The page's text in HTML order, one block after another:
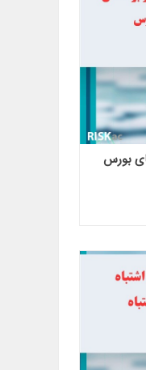
بورس